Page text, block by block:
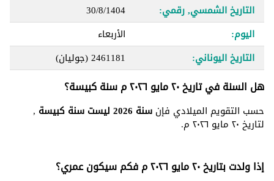
التاريخ الشمسي, رقمي:
30/8/1404
اليوم:
الأربعاء
التاريخ اليوناني:
2461181(جوليان)
هل السنة في تاريخ ٢٠ مايو ٢٠٢٦ م سنة كبيسة؟
حسب التقويم الميلادي فإن سنة 2026 ليست سنة كبيسة ,
لتاريخ ٢٠ مايو ٢٠٢٦ م.
إذا ولدت بتاريخ ٢٠ مايو ٢٠٢٦ م فكم سيكون عمري؟